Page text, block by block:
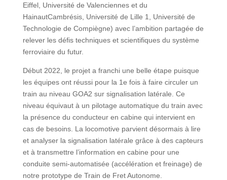
Eiffel, Université de Valenciennes et du
HainautCambrésis, Université de Lille 1, Université de
Technologie de Compiègne) avec l’ambition partagée de
relever les défis techniques et scientifiques du système
ferroviaire du futur.
Début 2022, le projet a franchi une belle étape puisque
les équipes ont réussi pour la 1e fois à faire circuler un
train au niveau GOA2 sur signalisation latérale. Ce
niveau équivaut à un pilotage automatique du train avec
la présence du conducteur en cabine qui intervient en
cas de besoins. La locomotive parvient désormais à lire
et analyser la signalisation latérale grâce à des capteurs
et à transmettre l’information en cabine pour une
conduite semi-automatisée (accélération et freinage) de
notre prototype de Train de Fret Autonome.